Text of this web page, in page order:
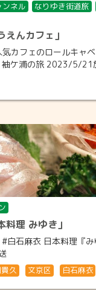
ンネル なりゆき街道旅
えんカフェ」
気カフェのロールキャ
袖ケ浦の旅 2023/5/21
料理 みゆき」
#白石麻衣 日本料理『
久 文京区 白石麻衣